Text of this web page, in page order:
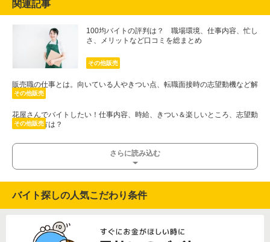
関連記事
100均バイトの評判は？ 職場環境、仕事内容、忙し
さ、メリットなど口コミを総まとめ
その他販売
販売職の仕事とは。向いている人やきつい点、転職面接時の志望動機など解
説
その他販売
花屋さんでバイトしたい！仕事内容、時給、きつい＆楽しいところ、志望動
機の書き方は？
その他販売
さらに読み込む
バイト探しの人気こだわり条件